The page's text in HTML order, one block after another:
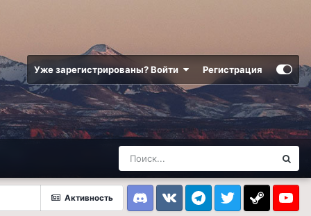
Уже зарегистрированы? Войти Регистрация
Активность
DiscordVK TelegramTwitter Steam